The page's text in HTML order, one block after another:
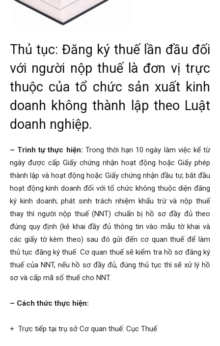
Thủ tục: Đăng ký thuế lần đầu đối
với người nộp thuế là đơn vị trực
thuộc của tổ chức sản xuất kinh
doanh không thành lập theo Luật
doanh nghiệp.
– Trình tự thực hiện: Trong thời hạn 10 ngày làm việc kể từ
ngày được cấp Giấy chứng nhận hoạt động hoặc Giấy phép
thành lập và hoạt động hoặc Giấy chứng nhận đầu tư; bắt đầu
hoạt động kinh doanh đối với tổ chức không thuộc diện đăng
ký kinh doanh; phát sinh trách nhiệm khấu trừ và nộp thuế
thay thì người nộp thuế (NNT) chuẩn bị hồ sơ đầy đủ theo
đúng quy định (kê khai đầy đủ thông tin vào mẫu tờ khai và
các giấy tờ kèm theo) sau đó gửi đến cơ quan thuế để làm
thủ tục đăng ký thuế. Cơ quan thuế sẽ kiểm tra hồ sơ đăng ký
thuế của NNT, nếu hồ sơ đầy đủ, đúng thủ tục thì sẽ xử lý hồ
sơ và cấp mã số thuế cho NNT.
– Cách thức thực hiện:
+ Trực tiếp tại trụ sở Cơ quan thuế: Cục Thuế